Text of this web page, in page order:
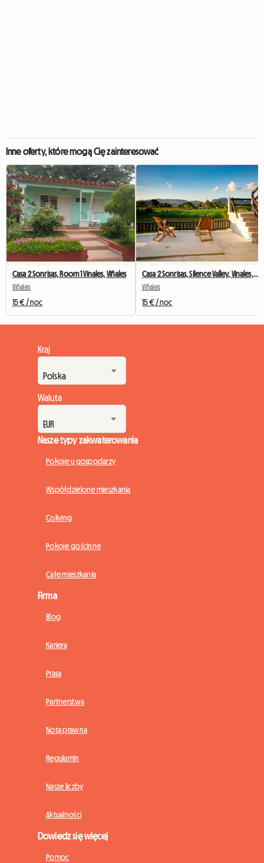
Inne oferty, które mogą Cię zainteresować
Casa 2 Sonrisas, Room 1 Vinales, Viñales
Viñales
15 € / noc
Viñales
15 € / noc
Kraj
Waluta
Nasze typy zakwaterowania
Pokoje u gospodarzy
Współdzielone mieszkania
Coliving
Pokoje gościnne
Całe mieszkania
Firma
Blog
Kariera
Prasa
Partnerstwa
Nota prawna
Regulamin
Nasze liczby
Aktualności
Dowiedz się więcej
Pomoc